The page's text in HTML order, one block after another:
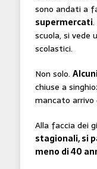
sono andati a
supermercati.
scuola, si vede
scolastici.
Non solo.
chiuse a
mancato arrivo
Alla faccia dei
stagionali, si
meno di 40